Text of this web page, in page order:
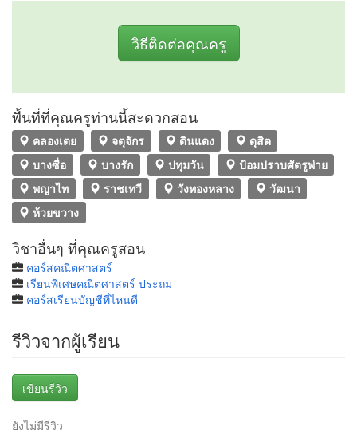
วิธีติดต่อคุณครู
พื้นที่ที่คุณครูท่านนี้สะดวกสอน
คลองเตย จตุจักร ดินแดง
ดุสิต
บางซื่อ
บางรัก ปทุมวัน
ป้อมปราบศัตรูพ่าย
พญาไท
ราชเทวี วังทองหลาง
วัฒนา
ห้วยขวาง
วิชาอื่นๆ ที่คุณครูสอน
คอร์สคณิตศาสตร์
เรียนพิเศษคณิตศาสตร์ ประถม
คอร์สเรียนบัญชีที่ไหนดี
รีวิวจากผู้เรียน
เขียนรีวิว
ยังไม่มีรีวิว